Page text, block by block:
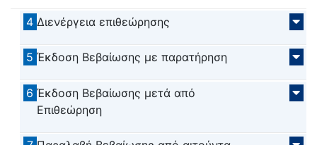
4 Διενέργεια επιθεώρησης
5 Έκδοση Βεβαίωσης με παρατήρηση
6 Έκδοση Βεβαίωσης μετά από
Επιθεώρηση